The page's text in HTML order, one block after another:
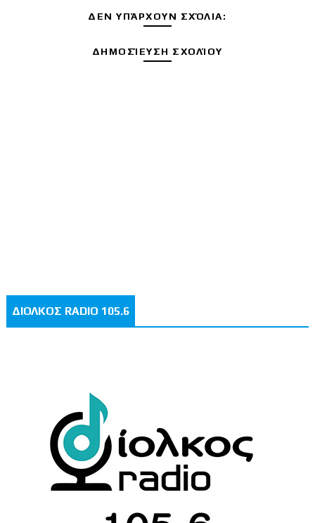
ΔΕΝ ΥΠΆΡΧΟΥΝ ΣΧΌΛΙΑ:
ΔΗΜΟΣΊΕΥΣΗ ΣΧΟΛΊΟΥ
ΔΙΟΛΚΟΣ RADIO 105.6